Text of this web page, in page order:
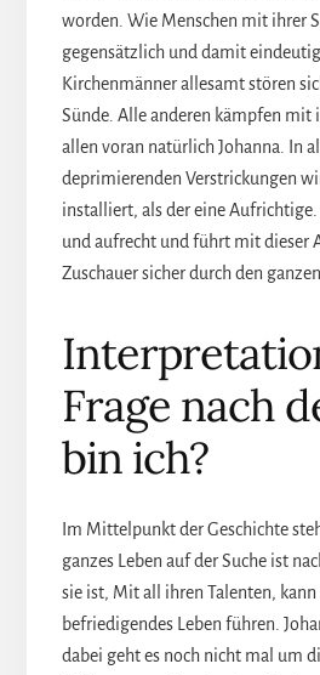
worden. Wie Menschen mit ihrer
gegensätzlich und damit
Kirchenmänner allesamt stören
Sünde. Alle anderen kämpfen mit
allen voran natürlich Johanna. In
deprimierenden Verstrickungen
installiert, als der eine Aufrichtige.
und aufrecht und führt mit dieser
Zuschauer sicher durch den
Frage nach
bin ich?
Im Mittelpunkt der Geschichte
ganzes Leben auf der Suche ist
sie ist, Mit all ihren Talenten, kann
befriedigendes Leben führen.
dabei geht es noch nicht mal um